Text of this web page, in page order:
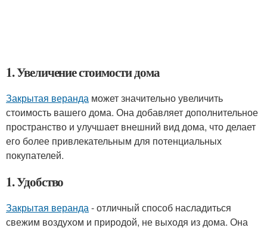
1. Увеличение стоимости дома
Закрытая веранда может значительно увеличить
стоимость вашего дома. Она добавляет дополнительное
пространство и улучшает внешний вид дома, что делает
его более привлекательным для потенциальных
покупателей.
1. Удобство
Закрытая веранда- отличный способ насладиться
свежим воздухом и природой, не выходя из дома. Она